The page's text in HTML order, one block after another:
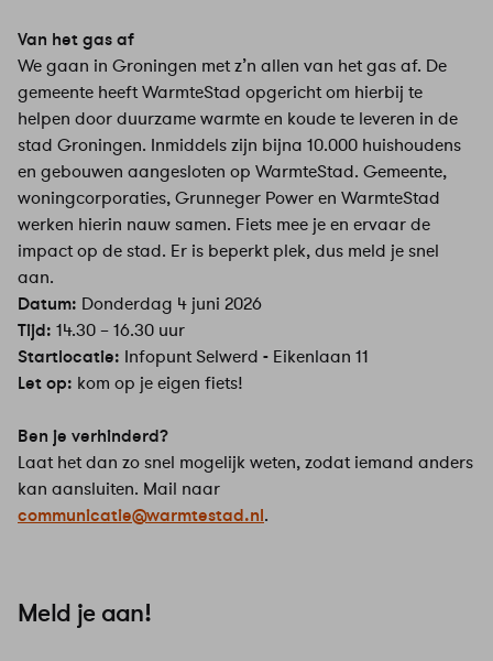
Van het gas af
We gaan in Groningen met z’n allen van het gas af. De
gemeente heeft WarmteStad opgericht om hierbij te
helpen door duurzame warmte en koude te leveren in de
stad Groningen. Inmiddels zijn bijna 10.000 huishoudens
en gebouwen aangesloten op WarmteStad. Gemeente,
woningcorporaties, Grunneger Power en WarmteStad
werken hierin nauw samen. Fiets mee je en ervaar de
impact op de stad. Er is beperkt plek, dus meld je snel
aan.
Datum: Donderdag 4 juni 2026
Tijd: 14.30 – 16.30 uur
Startlocatie: Infopunt Selwerd - Eikenlaan 11
Let op: kom op je eigen fiets!
Ben je verhinderd?
Laat het dan zo snel mogelijk weten, zodat iemand anders
kan aansluiten. Mail naar
communicatie@warmtestad.nl.
Meld je aan!